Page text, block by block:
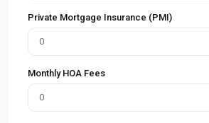
Private Mortgage Insurance (PMI)
Monthly HOA Fees